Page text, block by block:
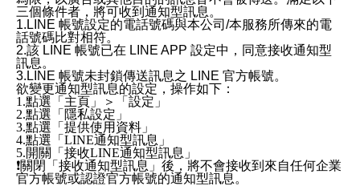
三個條件者，將可收到通知型訊息。
1.LINE 帳號設定的電話號碼與本公司/本服務所傳來的電
話號碼比對相符。
2.該 LINE 帳號已在 LINE APP 設定中，同意接收通知型
訊息。
3.LINE 帳號未封鎖傳送訊息之 LINE 官方帳號。
欲變更通知型訊息的設定，操作如下：
1.點選「主頁」＞「設定」
2.點選「隱私設定」
3.點選「提供使用資料」
4.點選「LINE通知型訊息」
5.開關「接收LINE通知型訊息」
❗️關閉「接收通知型訊息」後，將不會接收到來自任何企業
官方帳號或認證官方帳號的通知型訊息。